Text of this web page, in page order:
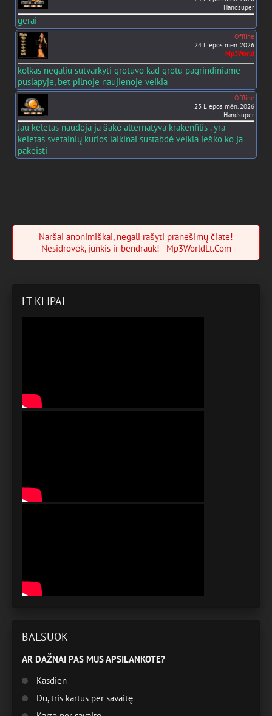
Handsuper
gerai
Offline
24 Liepos mėn. 2026
Mp3World
kolkas negaliu sutvarkyti grotuvo kad grotu pagrindiniame
puslapyje, bet pilnoje naujienoje veikia
Offline
23 Liepos mėn. 2026
Handsuper
Jau keletas naudoja ja šakė alternatyva krakenfilis . yra
keletas svetainių kurios laikinai sustabdė veikla ieško ko ja
pakeisti
Naršai anonimiškai, negali rašyti pranešimų čiate!
Nesidrovėk, junkis ir bendrauk! - Mp3WorldLt.Com
LT KLIPAI
BALSUOK
AR DAŽNAI PAS MUS APSILANKOTE?
Kasdien
Du, tris kartus per savaitę